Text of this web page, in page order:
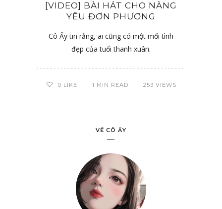
[VIDEO] BÀI HÁT CHO NÀNG
YÊU ĐƠN PHƯƠNG
Cô Ấy tin rằng, ai cũng có một mối tình
đẹp của tuổi thanh xuân.
0 LIKE 1 MIN READ 253 VIEWS
VỀ CÔ ẤY